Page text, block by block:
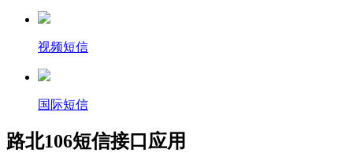
视频短信
国际短信
路北106短信接口应用